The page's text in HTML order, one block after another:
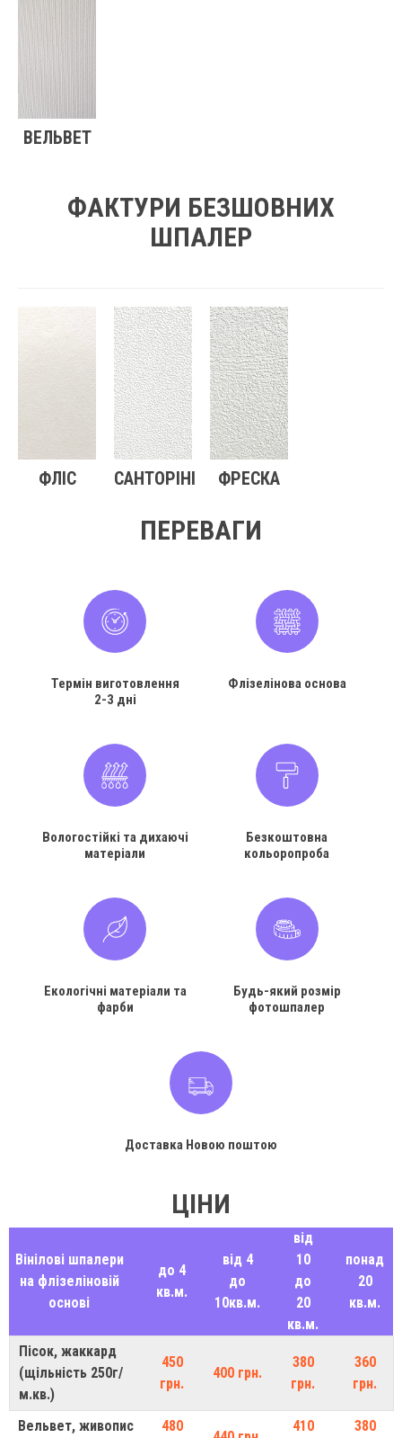
ВЕЛЬВЕТ
ФАКТУРИ БЕЗШОВНИХ
ШПАЛЕР
ФЛІС САНТОРІНІ ФРЕСКА
ПЕРЕВАГИ
Термін виготовлення
2-3 дні
Флізелінова основа
Вологостійкі та дихаючі
матеріали
Безкоштовна
кольоропроба
Екологічні матеріали та
фарби
Будь-який розмір
фотошпалер
Доставка Новою поштою
ЦІНИ
Вінілові шпалери
на флізеліновій
основі
до 4
кв.м.
від 4
до
10кв.м.
від
10
до
20
кв.м.
понад
20
кв.м.
Пісок, жаккард
(щільність 250г/
м.кв.)
450
грн.
400 грн.
380
грн.
360
грн.
Вельвет, живопис
480
410
380